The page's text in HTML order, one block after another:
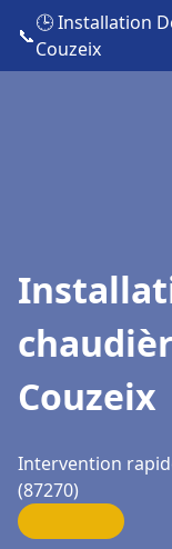
📞
🕒 Installation
Couzeix
Couzeix
Intervention
(87270)